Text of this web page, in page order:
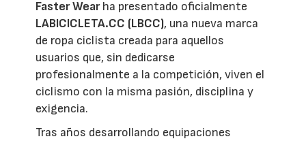
Faster Wearha presentado oficialmente
LABICICLETA.CC (LBCC), una nueva marca
de ropa ciclista creada para aquellos
usuarios que, sin dedicarse
profesionalmente a la competición, viven el
ciclismo con la misma pasión, disciplina y
exigencia.
Tras años desarrollando equipaciones